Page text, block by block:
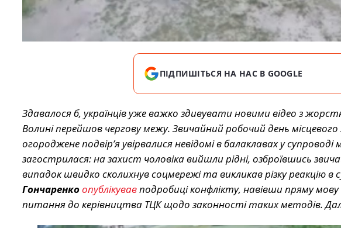
ПІДПИШІТЬСЯ НА НАС В GOOGLE
Здавалося б, українців уже важко здивувати новими відео з
Волині перейшов чергову межу. Звичайний робочий день
огороджене подвір’я увірвалися невідомі в балаклавах у
загострилася: на захист чоловіка вийшли рідні, озброївшись
випадок швидко сколихнув соцмережі та викликав різку реакцію
Гончаренкоопублікувавподробиці конфлікту, навівши пряму
питання до керівництва ТЦК щодо законності таких методів.